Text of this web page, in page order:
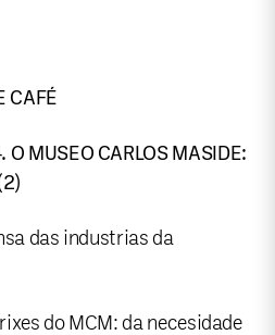
CAFÉ
MUSEO CARLOS MASIDE:
das industrias da
do MCM: da necesidade